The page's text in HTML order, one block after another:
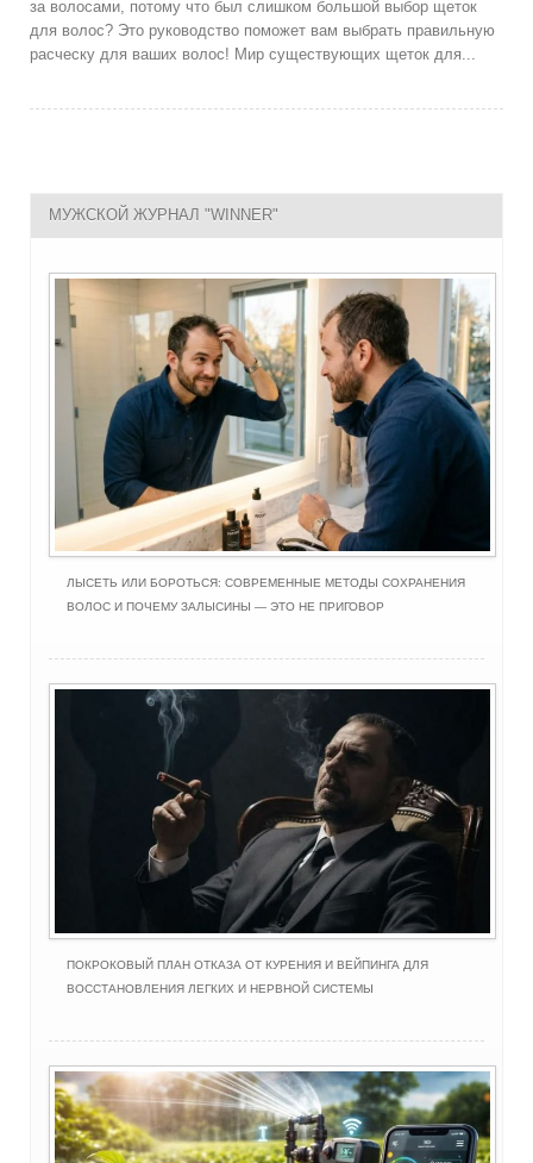
за волосами, потому что был слишком большой выбор щеток
для волос? Это руководство поможет вам выбрать правильную
расческу для ваших волос! Мир существующих щеток для...
МУЖСКОЙ ЖУРНАЛ "WINNER"
ЛЫСЕТЬ ИЛИ БОРОТЬСЯ: СОВРЕМЕННЫЕ МЕТОДЫ СОХРАНЕНИЯ
ВОЛОС И ПОЧЕМУ ЗАЛЫСИНЫ — ЭТО НЕ ПРИГОВОР
ПОКРОКОВЫЙ ПЛАН ОТКАЗА ОТ КУРЕНИЯ И ВЕЙПИНГА ДЛЯ
ВОССТАНОВЛЕНИЯ ЛЕГКИХ И НЕРВНОЙ СИСТЕМЫ